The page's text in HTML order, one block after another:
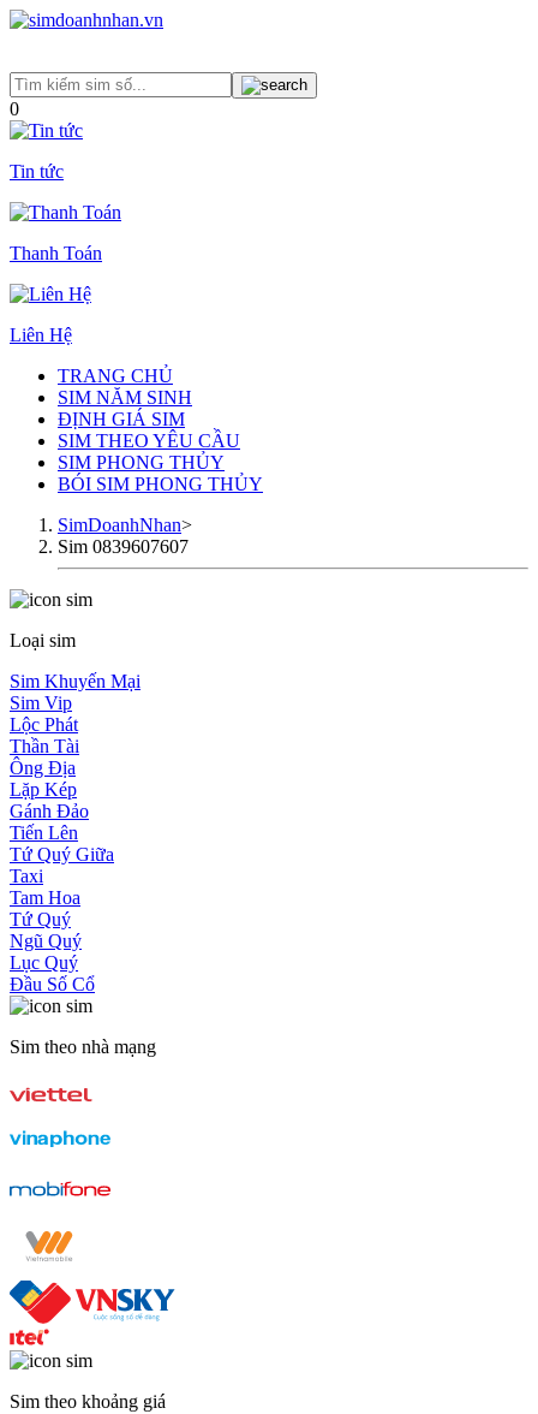
0
Tin tức
Thanh Toán
Liên Hệ
TRANG CHỦ
SIM NĂM SINH
ĐỊNH GIÁ SIM
SIM THEO YÊU CẦU
SIM PHONG THỦY
BÓI SIM PHONG THỦY
SimDoanhNhan>
Sim 0839607607
Loại sim
Sim Khuyến Mại
Sim Vip
Lộc Phát
Thần Tài
Ông Địa
Lặp Kép
Gánh Đảo
Tiến Lên
Tứ Quý Giữa
Taxi
Tam Hoa
Tứ Quý
Ngũ Quý
Lục Quý
Đầu Số Cổ
Sim theo nhà mạng
Sim theo khoảng giá